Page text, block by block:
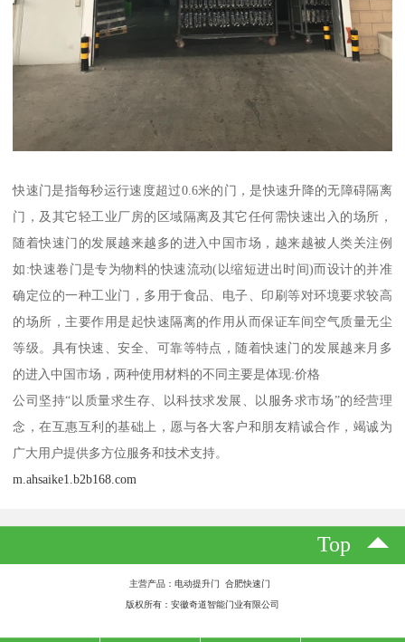
快速门是指每秒运行速度超过0.6米的门，是快速升降的无障碍隔离
门，及其它轻工业厂房的区域隔离及其它任何需快速出入的场所，
随着快速门的发展越来越多的进入中国市场，越来越被人类关注例
如:快速卷门是专为物料的快速流动(以缩短进出时间)而设计的并准
确定位的一种工业门，多用于食品、电子、印刷等对环境要求较高
的场所，主要作用是起快速隔离的作用从而保证车间空气质量无尘
等级。具有快速、安全、可靠等特点，随着快速门的发展越来月多
的进入中国市场，两种使用材料的不同主要是体现:价格
公司坚持“以质量求生存、以科技求发展、以服务求市场”的经营理
念，在互惠互利的基础上，愿与各大客户和朋友精诚合作，竭诚为
广大用户提供多方位服务和技术支持。
m.ahsaike1.b2b168.com
Top
主营产品：电动提升门 合肥快速门
版权所有：安徽奇道智能门业有限公司